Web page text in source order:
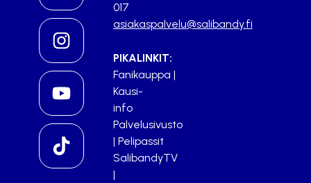
017
asiakaspalvelu@salibandy.fi
PIKALINKIT:
Fanikauppa |
Kausi-
info
Palvelusivusto
| Pelipassit
SalibandyTV
|